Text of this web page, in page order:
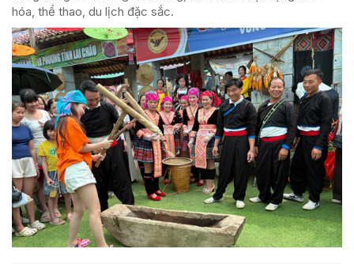
hóa, thể thao, du lịch đặc sắc.